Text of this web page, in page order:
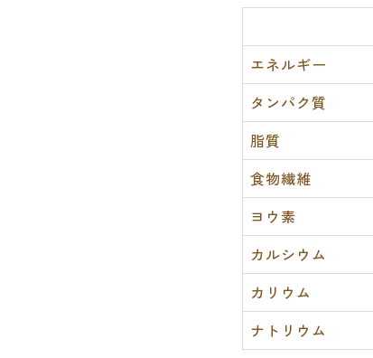
エネルギー
タンパク質
脂質
食物繊維
ヨウ素
カルシウム
カリウム
ナトリウム